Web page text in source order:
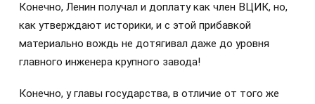
Конечно, Ленин получал и доплату как член ВЦИК, но,
как утверждают историки, и с этой прибавкой
материально вождь не дотягивал даже до уровня
главного инженера крупного завода!
Конечно, у главы государства, в отличие от того же